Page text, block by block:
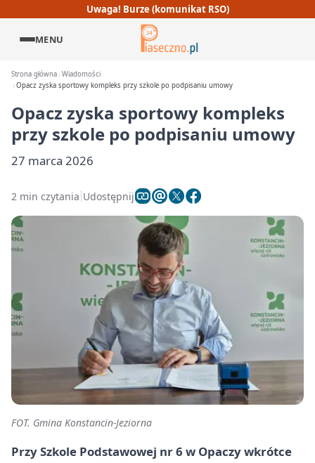
Uwaga! Burze (komunikat RSO)
MENU
Strona główna Wiadomości
Opacz zyska sportowy kompleks przy szkole po podpisaniu umowy
Opacz zyska sportowy kompleks
przy szkole po podpisaniu umowy
27 marca 2026
2 min czytania Udostępnij
FOT. Gmina Konstancin-Jeziorna
Przy Szkole Podstawowej nr 6 w Opaczy wkrótce